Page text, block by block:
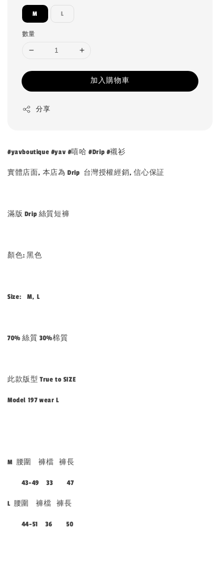
M L
數量
加入購物車
分享
#yavboutique #yav #嘻哈 #Drip #襯衫
實體店面, 本店為 Drip 台灣授權經銷, 信心保証
滿版 Drip 絲質短褲
顏色: 黑色
Size: M, L
70% 絲質 30%棉質
此款版型 True to SIZE
Model 197 wear L
M 腰圍 褲檔 褲長
43-49 33 47
L 腰圍 褲檔 褲長
44-51 36 50